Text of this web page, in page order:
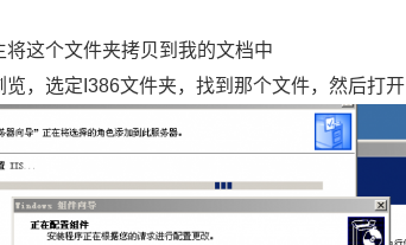
将这个文件夹拷贝到我的文档中
览，选定I386文件夹，找到那个文件，然后打开